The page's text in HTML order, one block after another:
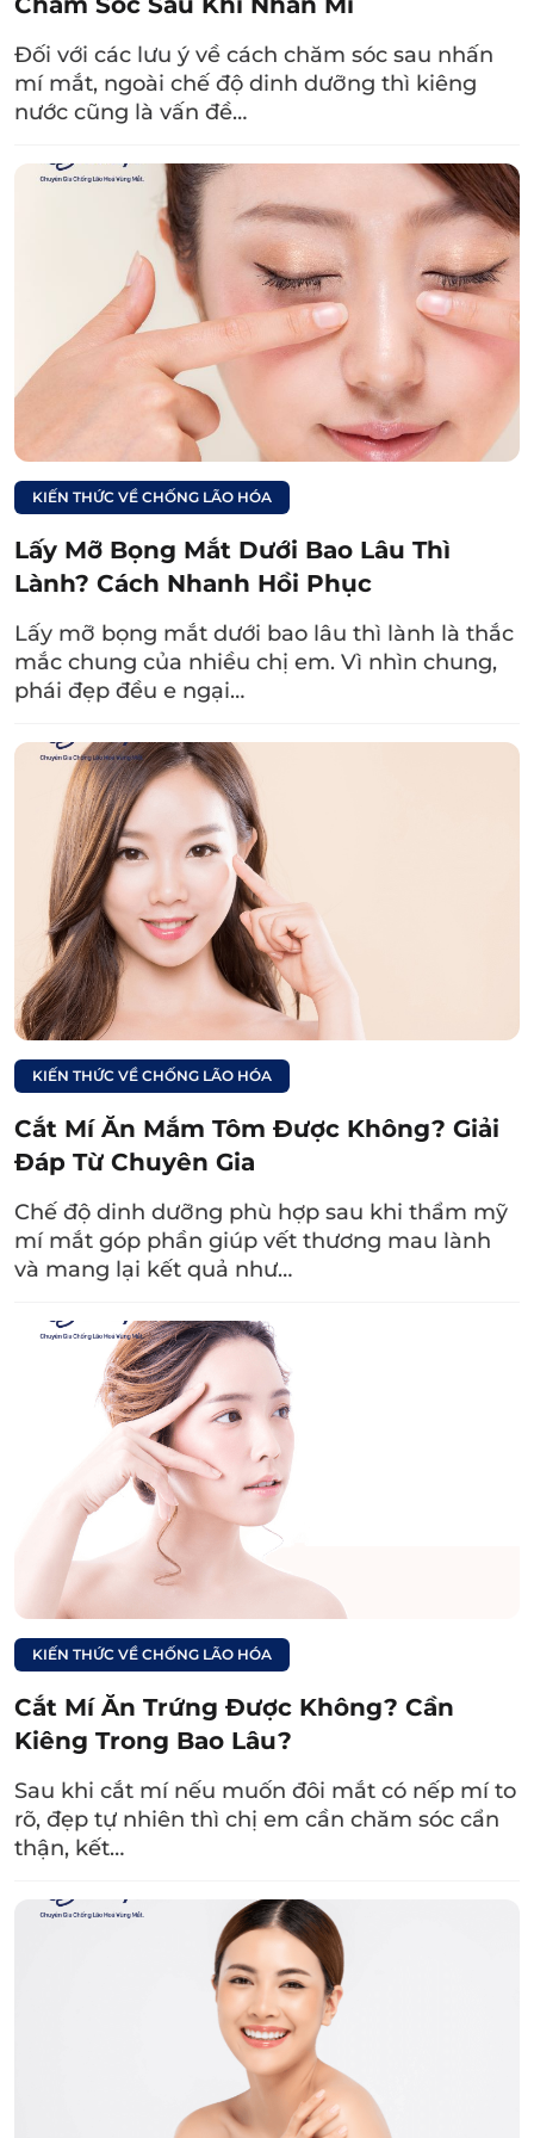
gây tăng cân, béo phì.
Không nên uống sữa lúc đói vì có thể gây dị
bụng, đau bụng, tiêu chảy…
Một số lời khuyên bổ ích khi dùng sữa sau cắt mí mắt là
uống vào buổi sáng, sau bữa ăn và mỗi ngày 1 ly.
Xem thêm:
Cắt mí có được uống
trà sữa không? Cần
lưu ý gì khi uống?
4. Ngoài uống sữa, sau cắt mí nên ăn
gì, kiêng gì để mí mắt mới đẹp như
Bên cạnh bổ sung sữa vào chế độ dinh dưỡng
hậu phẫu, bạn đừng quên một số lưu ý về thực
phẩm nên ăn và kiêng ăn hữu ích bên dưới:
4.1. Thực phẩm nên ăn
Thực phẩm giàu đạm:Các thực phẩm giàu
đạm (Protein) như trứng, cá béo, phô mai…
đều giúp vết thương nhanh liền, hạn chế để
lại sẹo xấu nếu tiêu thụ một lượng vừa phải.
nhiều thực phẩm có hàm lượng vitamin C
cao như cam, quýt, ổi… để nếp mí không bị
sưng viêm, tăng sức đề kháng cho cơ thể.
Thực phẩm giàu kẽm:
bạn cân nhắc thêm những thực phẩm giàu
kẽm như ngũ cốc, các loại đậu, cá… vào chế
độ dinh dưỡng hàng ngày giúp nâng cao
sức miễn dịch tự nhiên, hạn chế nhiễm
trùng mí mắt.
Xem thêm:
Sau cắt mí ăn sữa
chua được không?
Hướng dẫn cách
dùng đúng
Vì hàm lượng tinh bột trong các loại
đồ nếp như xôi, chè, bánh chưng… rất cao
nên có thể gây kích ứng, mưng mủ…
Rau muống kích thích sản sinh
Collagen quá mức nên có khả năng khiến
nếp mí bị sưng mủ, hình thành sẹo lồi.
Đối với các lưu ý về cách chăm sóc sau nhấn
mí mắt, ngoài chế độ dinh dưỡng thì kiêng
nước cũng là vấn đề…
KIẾN THỨC VỀ CHỐNG LÃO HÓA
Lấy Mỡ Bọng Mắt Dưới Bao Lâu Thì
Lành? Cách Nhanh Hồi Phục
Lấy mỡ bọng mắt dưới bao lâu thì lành là thắc
mắc chung của nhiều chị em. Vì nhìn chung,
phái đẹp đều e ngại…
KIẾN THỨC VỀ CHỐNG LÃO HÓA
Cắt Mí Ăn Mắm Tôm Được Không? Giải
Đáp Từ Chuyên Gia
Chế độ dinh dưỡng phù hợp sau khi thẩm mỹ
mí mắt góp phần giúp vết thương mau lành
và mang lại kết quả như…
KIẾN THỨC VỀ CHỐNG LÃO HÓA
Cắt Mí Ăn Trứng Được Không? Cần
Kiêng Trong Bao Lâu?
Sau khi cắt mí nếu muốn đôi mắt có nếp mí to
rõ, đẹp tự nhiên thì chị em cần chăm sóc cẩn
thận, kết…